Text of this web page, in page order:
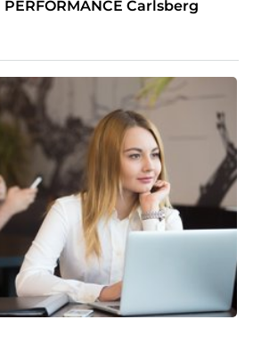
Carlsberg